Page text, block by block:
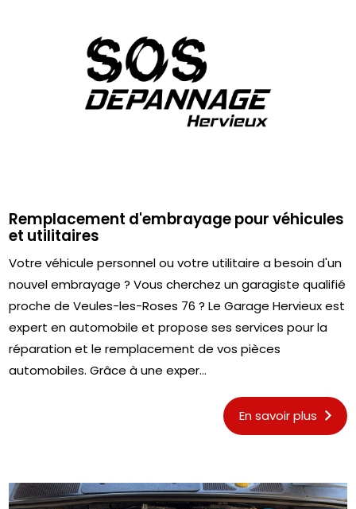
Remplacement d'embrayage pour véhicules
et utilitaires
Votre véhicule personnel ou votre utilitaire a besoin d'un
nouvel embrayage ? Vous cherchez un garagiste qualifié
proche de Veules-les-Roses 76 ? Le Garage Hervieux est
expert en automobile et propose ses services pour la
réparation et le remplacement de vos pièces
automobiles. Grâce à une exper...
En savoir plus